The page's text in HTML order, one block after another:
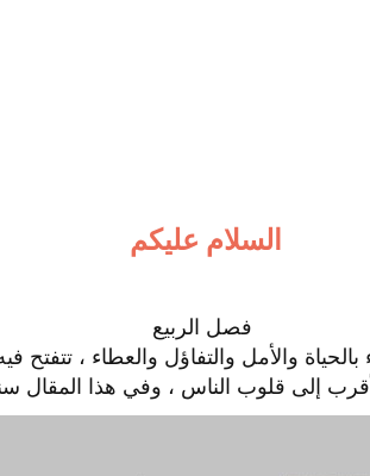
السلام عليكم
فصل الربيع
والأمل والتفاؤل والعطاء ، تتفتح
إلى قلوب الناس ، وفي هذا